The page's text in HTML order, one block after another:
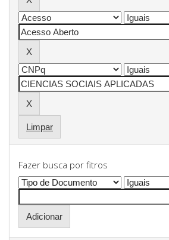
Limpar
Fazer busca por fitros